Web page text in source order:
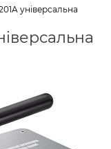
універсальна